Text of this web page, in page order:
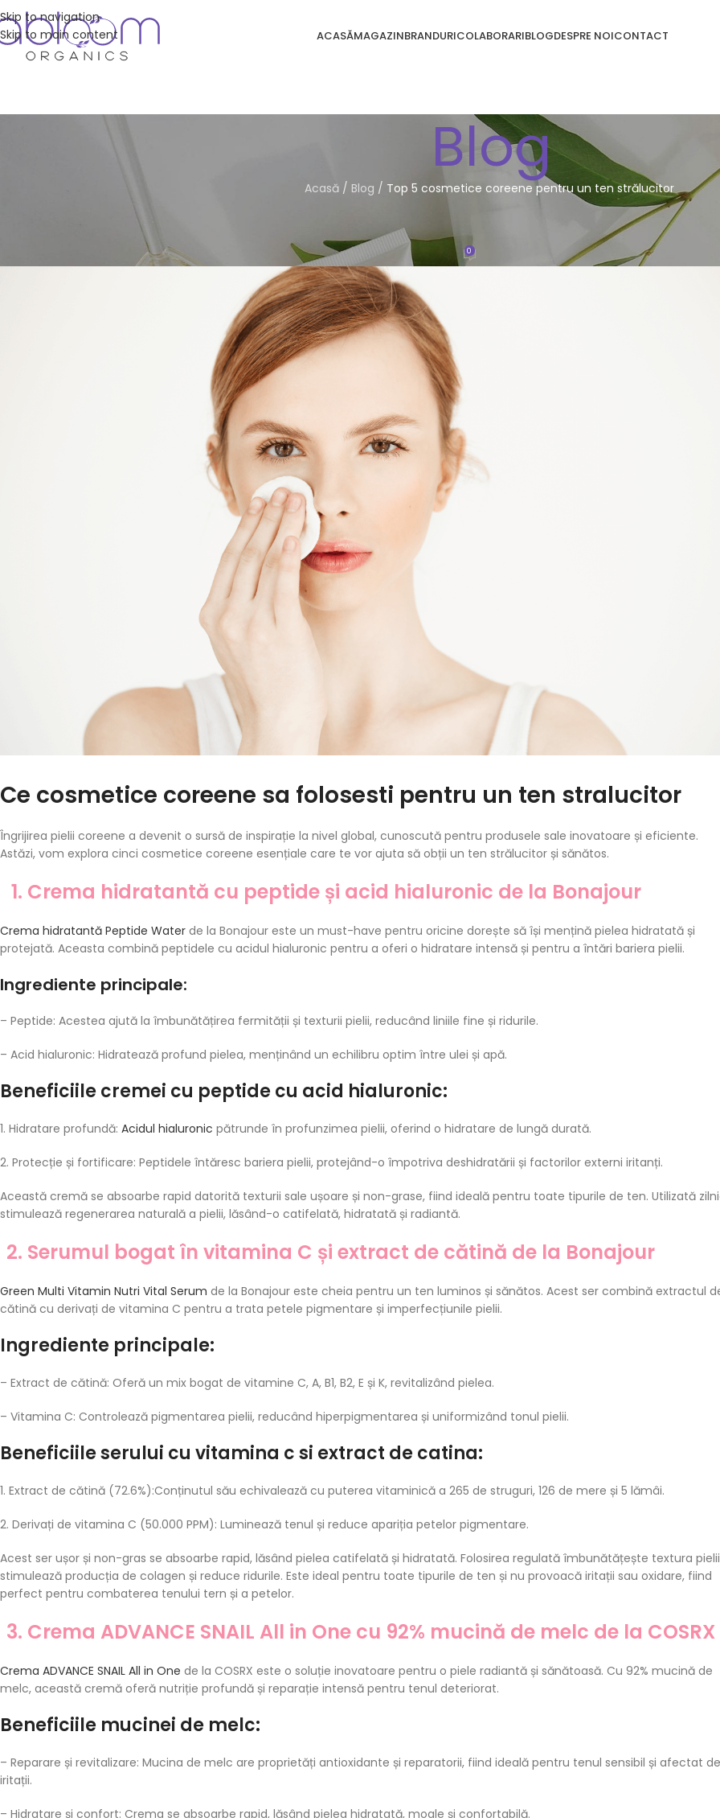
Skip to navigation
Skip to main content
ACASĂMAGAZINBRANDURICOLABORARIBLOGDESPRE NOICONTACT
Blog
Acasă / Blog / Top 5 cosmetice coreene pentru un ten strălucitor
Top 5 cosmetice coreene pentru un ten strălucitor
Posted by AndreeaOn 06/08/2024 0
Ce cosmetice coreene sa folosesti pentru un ten stralucitor
Îngrijirea pielii coreene a devenit o sursă de inspirație la nivel global, cunoscută pentru produsele sale inovatoare și eficiente.
Astăzi, vom explora cinci cosmetice coreene esențiale care te vor ajuta să obții un ten strălucitor și sănătos.
1. Crema hidratantă cu peptide și acid hialuronic de la Bonajour
Crema hidratantă Peptide Water de la Bonajour este un must-have pentru oricine dorește să își mențină pielea hidratată și
protejată. Aceasta combină peptidele cu acidul hialuronic pentru a oferi o hidratare intensă și pentru a întări bariera pielii.
Ingrediente principale:
– Peptide: Acestea ajută la îmbunătățirea fermității și texturii pielii, reducând liniile fine și ridurile.
– Acid hialuronic: Hidratează profund pielea, menținând un echilibru optim între ulei și apă.
Beneficiile cremei cu peptide cu acid hialuronic:
1. Hidratare profundă: Acidul hialuronic pătrunde în profunzimea pielii, oferind o hidratare de lungă durată.
2. Protecție și fortificare: Peptidele întăresc bariera pielii, protejând-o împotriva deshidratării și factorilor externi iritanți.
Această cremă se absoarbe rapid datorită texturii sale ușoare și non-grase, fiind ideală pentru toate tipurile de ten. Utilizată
stimulează regenerarea naturală a pielii, lăsând-o catifelată, hidratată și radiantă.
2. Serumul bogat în vitamina C și extract de cătină de la Bonajour
Green Multi Vitamin Nutri Vital Serum de la Bonajour este cheia pentru un ten luminos și sănătos. Acest ser combină extractul
cătină cu derivați de vitamina C pentru a trata petele pigmentare și imperfecțiunile pielii.
Ingrediente principale:
– Extract de cătină: Oferă un mix bogat de vitamine C, A, B1, B2, E și K, revitalizând pielea.
– Vitamina C: Controlează pigmentarea pielii, reducând hiperpigmentarea și uniformizând tonul pielii.
Beneficiile serului cu vitamina c si extract de catina:
1. Extract de cătină (72.6%):Conținutul său echivalează cu puterea vitaminică a 265 de struguri, 126 de mere și 5 lămâi.
2. Derivați de vitamina C (50.000 PPM): Luminează tenul și reduce apariția petelor pigmentare.
Acest ser ușor și non-gras se absoarbe rapid, lăsând pielea catifelată și hidratată. Folosirea regulată îmbunătățește textura
stimulează producția de colagen și reduce ridurile. Este ideal pentru toate tipurile de ten și nu provoacă iritații sau oxidare, fiind
perfect pentru combaterea tenului tern și a petelor.
3. Crema ADVANCE SNAIL All in One cu 92% mucină de melc de la COSRX
Crema ADVANCE SNAIL All in One de la COSRX este o soluție inovatoare pentru o piele radiantă și sănătoasă. Cu 92% mucină de
melc, această cremă oferă nutriție profundă și reparație intensă pentru tenul deteriorat.
Beneficiile mucinei de melc:
– Reparare și revitalizare: Mucina de melc are proprietăți antioxidante și reparatorii, fiind ideală pentru tenul sensibil și afectat de
iritații.
– Hidratare și confort: Crema se absoarbe rapid, lăsând pielea hidratată, moale și confortabilă.